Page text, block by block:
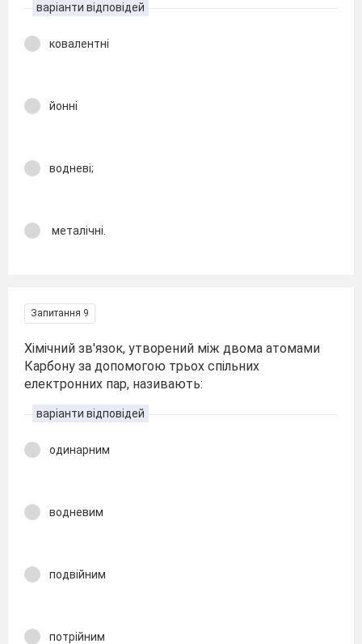
варіанти відповідей
ковалентні
йонні
водневі;
металічні.
Запитання 9
Хімічний зв'язок, утворений між двома атомами
Карбону за допомогою трьох спільних
електронних пар, називають:
варіанти відповідей
одинарним
водневим
подвійним
потрійним